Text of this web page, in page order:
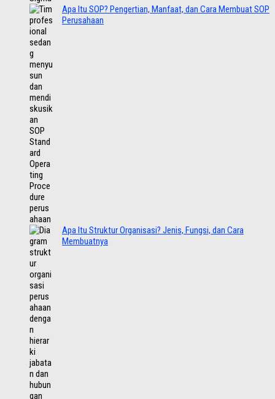
Apa Itu SOP? Pengertian, Manfaat, dan Cara Membuat SOP
Perusahaan
Apa Itu Struktur Organisasi? Jenis, Fungsi, dan Cara
Membuatnya